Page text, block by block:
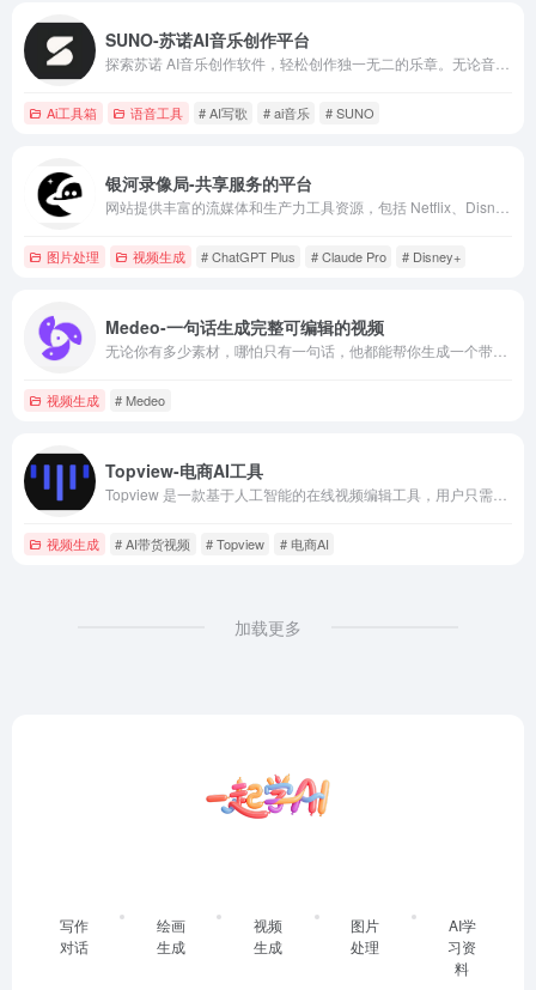
SUNO-苏诺AI音乐创作平台
Ai工具箱 语音工具 # AI写歌 # ai音乐 # SUNO
银河录像局-共享服务的平台
图片处理 视频生成 # ChatGPT Plus # Claude Pro # Disney+
Medeo-一句话生成完整可编辑的视频
视频生成 # Medeo
Topview-电商AI工具
视频生成 # AI带货视频 # Topview # 电商AI
加载更多
写作
对话
绘画
生成
视频
生成
图片
处理
AI学
习资
料